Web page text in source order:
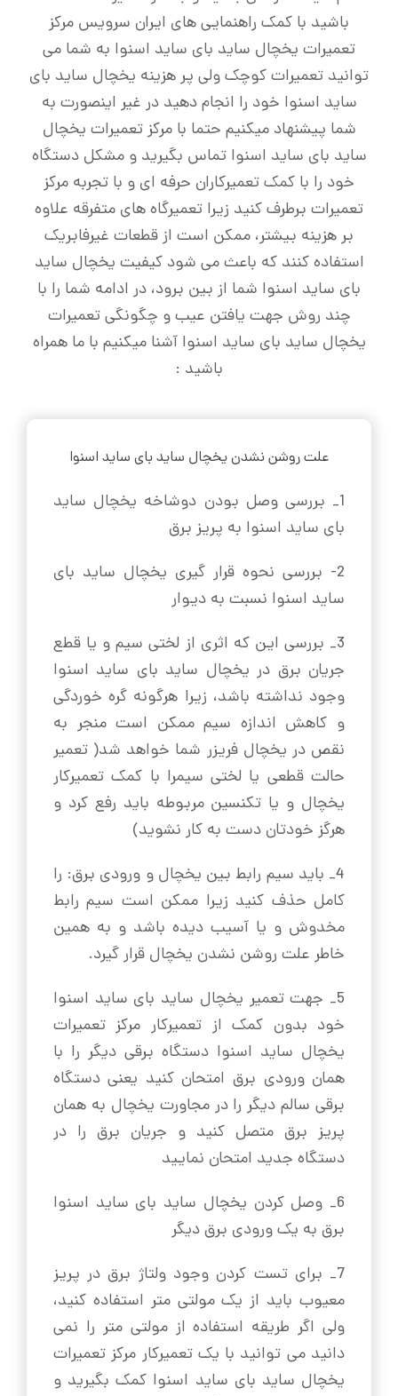
باشید با کمک راهنمایی های ایران سرویس مرکز
تعمیرات یخچال ساید بای ساید اسنوا به شما می
توانید تعمیرات کوچک ولی پر هزینه یخچال ساید بای
ساید اسنوا خود را انجام دهید در غیر اینصورت به
شما پیشنهاد میکنیم حتما با مرکز تعمیرات یخچال
ساید بای ساید اسنوا تماس بگیرید و مشکل دستگاه
خود را با کمک تعمیرکاران حرفه ای و با تجربه مرکز
تعمیرات برطرف کنید زیرا تعمیرگاه های متفرقه علاوه
بر هزینه بیشتر، ممکن است از قطعات غیرفابریک
استفاده کنند که باعث می شود کیفیت یخچال ساید
بای ساید اسنوا شما از بین برود، در ادامه شما را با
چند روش جهت یافتن عیب و چگونگی تعمیرات
یخچال ساید بای ساید اسنوا آشنا میکنیم با ما همراه
باشید :
علت روشن نشدن یخچال ساید بای ساید اسنوا
1_ بررسی وصل بودن دوشاخه یخچال ساید
بای ساید اسنوا به پریز برق
2- بررسی نحوه قرار گیری یخچال ساید بای
ساید اسنوا نسبت به دیوار
3_ بررسی این که اثری از لختی سیم و یا قطع
جریان برق در یخچال ساید بای ساید اسنوا
وجود نداشته باشد، زیرا هرگونه گره خوردگی
و کاهش اندازه سیم ممکن است منجر به
نقص در یخچال فریزر شما خواهد شد( تعمیر
حالت قطعی یا لختی سیمرا با کمک تعمیرکار
یخچال و یا تکنسین مربوطه باید رفع کرد و
هرگز خودتان دست به کار نشوید)
4_ باید سیم رابط بین یخچال و ورودی برق: را
کامل حذف کنید زیرا ممکن است سیم رابط
مخدوش و یا آسیب دیده باشد و به همین
خاطر علت روشن نشدن یخچال قرار گیرد.
5_ جهت تعمیر یخچال ساید بای ساید اسنوا
خود بدون کمک از تعمیرکار مرکز تعمیرات
یخچال ساید اسنوا دستگاه برقی دیگر را با
همان ورودی برق امتحان کنید یعنی دستگاه
برقی سالم دیگر را در مجاورت یخچال به همان
پریز برق متصل کنید و جریان برق را در
دستگاه جدید امتحان نمایید
6_ وصل کردن یخچال ساید بای ساید اسنوا
برق به یک ورودی برق دیگر
7_ برای تست کردن وجود ولتاژ برق در پریز
معیوب باید از یک مولتی متر استفاده کنید،
ولی اگر طریقه استفاده از مولتی متر را نمی
دانید می توانید با یک تعمیرکار مرکز تعمیرات
یخچال ساید بای ساید اسنوا کمک بگیرید و